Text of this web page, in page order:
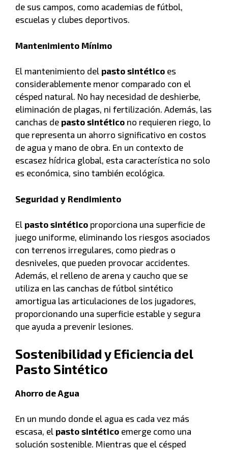
de sus campos, como academias de fútbol,
escuelas y clubes deportivos.
Mantenimiento Mínimo
El mantenimiento del pasto sintético es
considerablemente menor comparado con el
césped natural. No hay necesidad de deshierbe,
eliminación de plagas, ni fertilización. Además, las
canchas de pasto sintético no requieren riego, lo
que representa un ahorro significativo en costos
de agua y mano de obra. En un contexto de
escasez hídrica global, esta característica no solo
es económica, sino también ecológica.
Seguridad y Rendimiento
El pasto sintético proporciona una superficie de
juego uniforme, eliminando los riesgos asociados
con terrenos irregulares, como piedras o
desniveles, que pueden provocar accidentes.
Además, el relleno de arena y caucho que se
utiliza en las canchas de fútbol sintético
amortigua las articulaciones de los jugadores,
proporcionando una superficie estable y segura
que ayuda a prevenir lesiones.
Sostenibilidad y Eficiencia del
Pasto Sintético
Ahorro de Agua
En un mundo donde el agua es cada vez más
escasa, el pasto sintético emerge como una
solución sostenible. Mientras que el césped